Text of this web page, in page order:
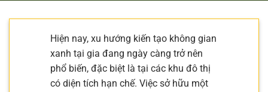
Hiện nay, xu hướng kiến tạo không gian
xanh tại gia đang ngày càng trở nên
phổ biến, đặc biệt là tại các khu đô thị
có diện tích hạn chế. Việc sở hữu một